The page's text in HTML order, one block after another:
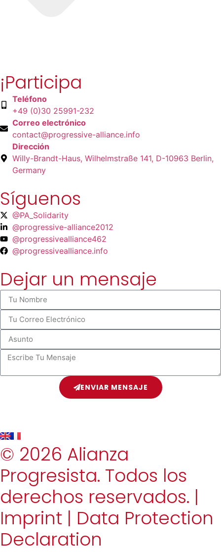
¡Participa
Teléfono
+49 (0)30 25991-232
Correo electrónico
contact@progressive-alliance.info
Dirección
Willy-Brandt-Haus, Wilhelmstraße 141, D-10963 Berlin,
Germany
Síguenos
@PA_Solidarity
@progressive-alliance2012
@progressivealliance462
@progressivealliance.info
Dejar un mensaje
ENVIAR MENSAJE
© 2026 Alianza
Progresista. Todos los
derechos reservados. |
Imprint | Data Protection
Declaration